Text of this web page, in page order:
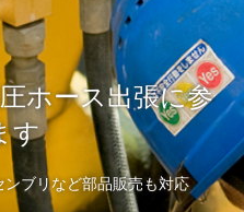
ホース出張に参
す
ブリなど部品販売も対応